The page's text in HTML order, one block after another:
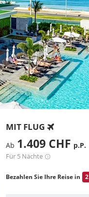
MIT FLUG
Ab 1.409 CHF p.P.
Für 5 Nächte
Bezahlen Sie Ihre Reise in